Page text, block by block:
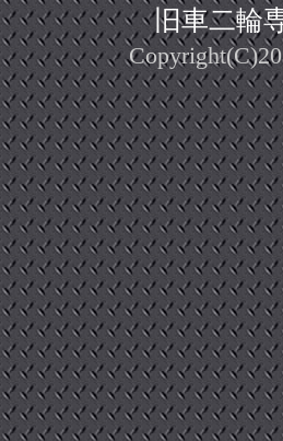
旧車二輪